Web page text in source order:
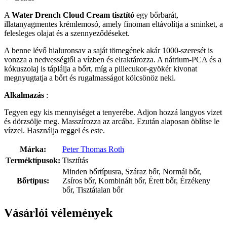
A Water Drench Cloud Cream tisztító egy bőrbarát,
illatanyagmentes krémlemosó, amely finoman eltávolítja a sminket, a
felesleges olajat és a szennyeződéseket.
A benne lévő hialuronsav a saját tömegének akár 1000-szeresét is
vonzza a nedvességtől a vízben és elraktározza. A nátrium-PCA és a
kókuszolaj is táplálja a bőrt, míg a pillecukor-gyökér kivonat
megnyugtatja a bőrt és rugalmasságot kölcsönöz neki.
Alkalmazás :
Tegyen egy kis mennyiséget a tenyerébe. Adjon hozzá langyos vizet
és dörzsölje meg. Masszírozza az arcába. Ezután alaposan öblítse le
vízzel. Használja reggel és este.
Márka:
Peter Thomas Roth
Terméktípusok: Tisztítás
Bőrtípus:
Minden bőrtípusra, Száraz bőr, Normál bőr,
Zsíros bőr, Kombinált bőr, Érett bőr, Érzékeny
bőr, Tisztátalan bőr
Vásárlói vélemények